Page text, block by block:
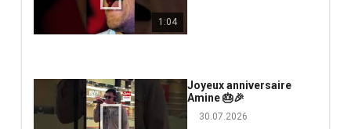
1:04
Joyeux anniversaire
Amine 🎂🎉
30.07.2026